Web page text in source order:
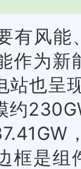
有风
作为新
站也呈
约
框是组